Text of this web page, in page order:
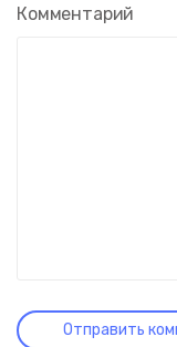
Комментарий